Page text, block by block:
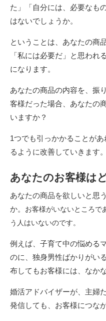
た」「自分には、必要なも
はないでしょうか。
ということは、あなたの商
「私には必要だ」と思われ
になります。
あなたの商品の内容を、振
客様だった場合、あなたの
いますか？
1つでも引っかかることが
るように改善していきます。
あなたのお客様は
あなたの商品を欲しいと思
か。 お客様がいないところで
う人はいないのです。
例えば、子育て中の悩める
のに、独身男性ばかりがい
布してもお客様には、なか
婚活アドバイザーが、主婦
発信しても、お客様につな